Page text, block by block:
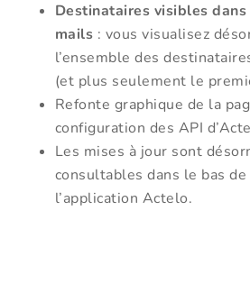
Destinataires visibles
mails : vous visualisez
l’ensemble des
(et plus seulement le
Refonte graphique de la
configuration des API
Les mises à jour sont
consultables dans le bas de
l’application Actelo.